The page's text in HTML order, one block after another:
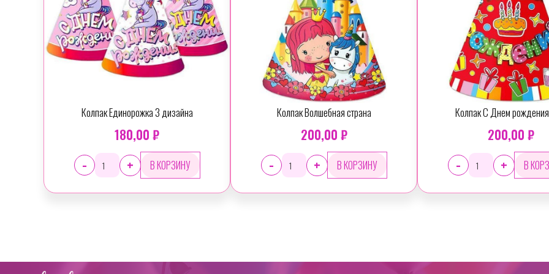
Колпак Единорожка 3 дизайна
180,00 ₽
- +
Колпак Волшебная страна
200,00 ₽
- +
Колпак С Днем
200,00 ₽
- +